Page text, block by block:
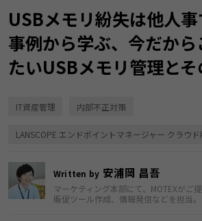
USBメモリ紛失は他人事
事例から学ぶ、今だか
たいUSBメモリ管理とそ
IT資産管理 内部不正対策
LANSCOPE エンドポイントマネージャー クラウド
Written by 安浦岡 昌吾
マーケティング本部にて、MOTEXがご
販促ツール作成、情報発信などを担当。